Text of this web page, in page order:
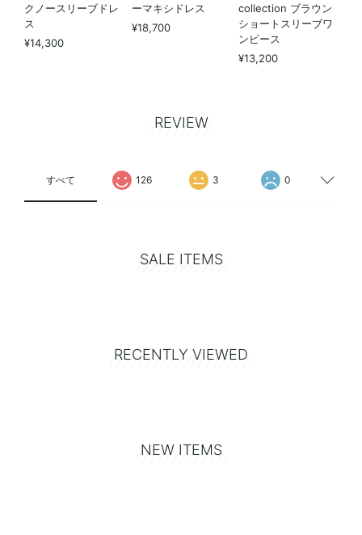
クノースリーブドレ
ス
¥14,300
ーマキシドレス
¥18,700
collection ブラウン
ショートスリーブワ
ンピース
¥13,200
REVIEW
すべて 126 3 0
SALE ITEMS
RECENTLY VIEWED
NEW ITEMS